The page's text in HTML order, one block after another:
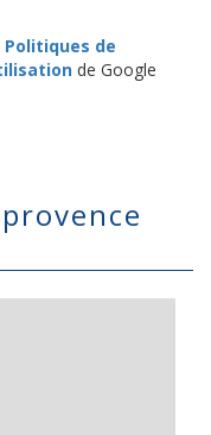
Politiques de
de Google